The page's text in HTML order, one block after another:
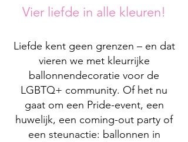
Vier liefde in alle kleuren!
Liefde kent geen grenzen – en dat
vieren we met kleurrijke
ballonnendecoratie voor de
LGBTQ+ community. Of het nu
gaat om een Pride-event, een
huwelijk, een coming-out party of
een steunactie: ballonnen in